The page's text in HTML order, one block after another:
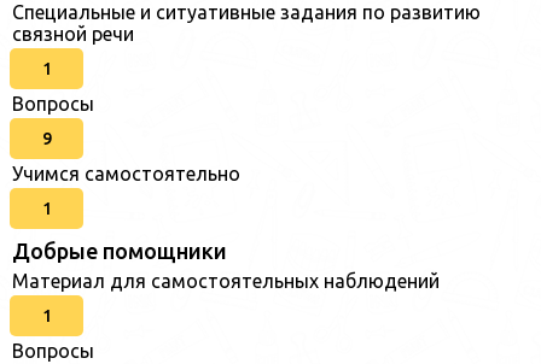
Специальные и ситуативные задания по развитию
связной речи
1
Вопросы
9
Учимся самостоятельно
1
Добрые помощники
Материал для самостоятельных наблюдений
1
Вопросы